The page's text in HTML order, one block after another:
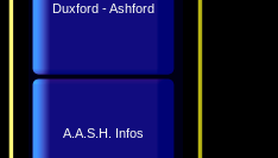
Duxford - Ashford
A.A.S.H. Infos